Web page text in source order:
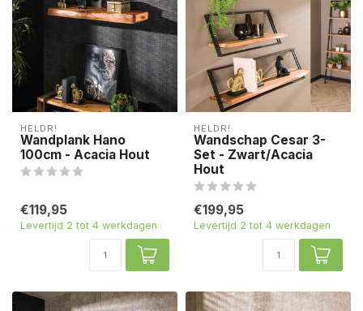
HELDR!
Wandplank Hano
100cm - Acacia Hout
€119,95
Levertijd 2 tot 4 werkdagen
HELDR!
Wandschap Cesar 3-
Set - Zwart/Acacia
Hout
€199,95
Levertijd 2 tot 4 werkdagen